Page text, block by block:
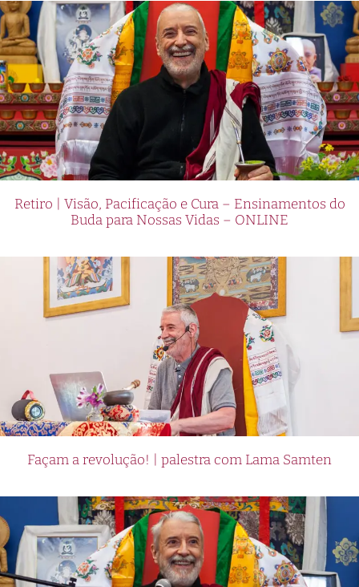
Retiro | Visão, Pacificação e Cura – Ensinamentos do
Buda para Nossas Vidas – ONLINE
Façam a revolução! | palestra com Lama Samten